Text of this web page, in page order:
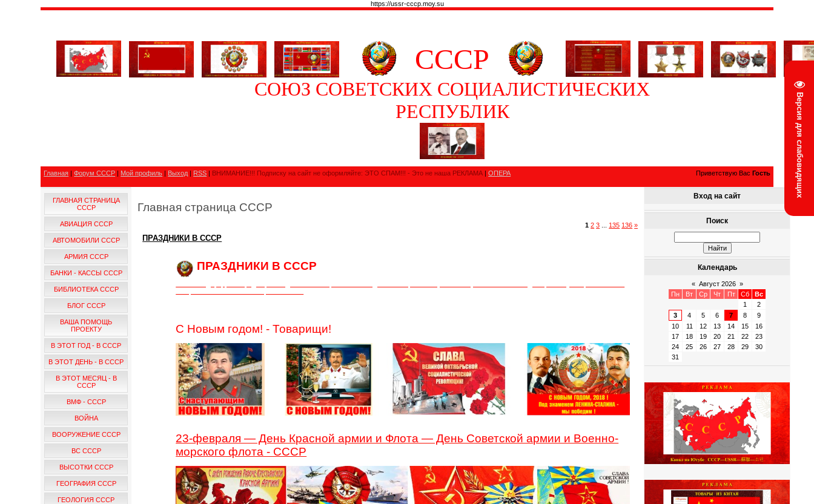
Версия для слабовидящих
https://ussr-cccp.moy.su
СССР
СОЮЗ СОВЕТСКИХ СОЦИАЛИСТИЧЕСКИХ
РЕСПУБЛИК
Главная |Форум СССР | Мой профиль | Выход | RSS | ВНИМАНИЕ!!! Подписку на сайт не оформляйте: ЭТО СПАМ!!! - Это не наша РЕКЛАМА |ОПЕРА Приветствую Вас Гость
ГЛАВНАЯ СТРАНИЦА
СССР
АВИАЦИЯ СССР
АВТОМОБИЛИ СССР
АРМИЯ СССР
БАНКИ - КАССЫ СССР
БИБЛИОТЕКА СССР
БЛОГ СССР
ВАША ПОМОЩЬ
ПРОЕКТУ
В ЭТОТ ГОД - В СССР
В ЭТОТ ДЕНЬ - В СССР
В ЭТОТ МЕСЯЦ - В
СССР
ВМФ - СССР
ВОЙНА
ВООРУЖЕНИЕ СССР
ВС СССР
ВЫСОТКИ СССР
ГЕОГРАФИЯ СССР
ГЕОЛОГИЯ СССР
Главная страница СССР
1 2 3 135 136 »
ПРАЗДНИКИ В СССР
ПРАЗДНИКИ В СССР
С Новым годом! - Товарищи!
23-февраля — День Красной армии и Флота — День Советской армии и Военно-
морского флота - СССР
Вход на сайт
Поиск
Календарь
« Август 2026 »
Пн
Вт Ср Чт Пт Сб
Вс
1
2
3
4 5 6 7 8
9
10
11 12 13 14 15
16
17
18 19 20 21 22
23
24
25 26 27 28 29
30
31